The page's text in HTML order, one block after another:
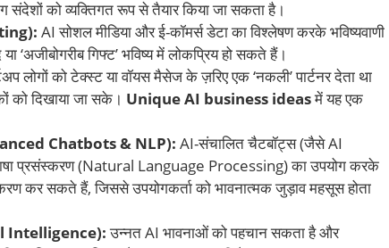
को व्यक्तिगत रूप से तैयार किया जा सकता है।
AI सोशल मीडिया और ई-कॉमर्स डेटा का विश्लेषण करके भविष्यवाणी
‘अजीबोगरीब गिफ्ट’ भविष्य में लोकप्रिय हो सकते हैं।
लोगों को टेक्स्ट या वॉयस मैसेज के ज़रिए एक ‘नकली’ पार्टनर देता था
को दिखाया जा सके। Unique AI business ideasमें यह एक
Chatbots & NLP): AI-संचालित चैटबॉट्स (जैसे AI
प्रसंस्करण (Natural Language Processing) का उपयोग करके
कर सकते हैं, जिससे उपयोगकर्ता को भावनात्मक जुड़ाव महसूस होता
Intelligence):उन्नत AI भावनाओं को पहचान सकता है और